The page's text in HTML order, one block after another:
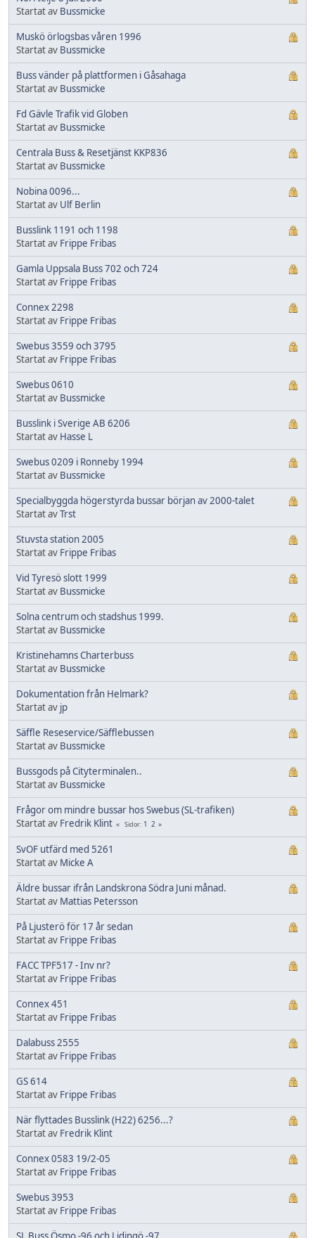
Startat av Bussmicke
Muskö örlogsbas våren 1996
Startat av Bussmicke
Buss vänder på plattformen i Gåsahaga
Startat av Bussmicke
Fd Gävle Trafik vid Globen
Startat av Bussmicke
Centrala Buss & Resetjänst KKP836
Startat av Bussmicke
Nobina 0096...
Startat av Ulf Berlin
Busslink 1191 och 1198
Startat av Frippe Fribas
Gamla Uppsala Buss 702 och 724
Startat av Frippe Fribas
Connex 2298
Startat av Frippe Fribas
Swebus 3559 och 3795
Startat av Frippe Fribas
Swebus 0610
Startat av Bussmicke
Busslink i Sverige AB 6206
Startat av Hasse L
Swebus 0209 i Ronneby 1994
Startat av Bussmicke
Specialbyggda högerstyrda bussar början av 2000-talet
Startat avTrst
Stuvsta station 2005
Startat av Frippe Fribas
Vid Tyresö slott 1999
Startat av Bussmicke
Solna centrum och stadshus 1999.
Startat av Bussmicke
Kristinehamns Charterbuss
Startat av Bussmicke
Dokumentation från Helmark?
Startat av jp
Säffle Reseservice/Säfflebussen
Startat av Bussmicke
Bussgods på Cityterminalen..
Startat av Bussmicke
Frågor om mindre bussar hos Swebus (SL-trafiken)
Startat av Fredrik Klint Sidor 1 2
SvOF utfärd med 5261
Startat av Micke A
Äldre bussar ifrån Landskrona Södra Juni månad.
Startat av Mattias Petersson
På Ljusterö för 17 år sedan
Startat av Frippe Fribas
FACC TPF517 - Inv nr?
Startat av Frippe Fribas
Connex 451
Startat av Frippe Fribas
Dalabuss 2555
Startat av Frippe Fribas
GS 614
Startat av Frippe Fribas
När flyttades Busslink (H22) 6256...?
Startat av Fredrik Klint
Connex 0583 19/2-05
Startat av Frippe Fribas
Swebus 3953
Startat av Frippe Fribas